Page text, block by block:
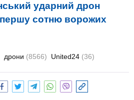
ударний дрон
сотню ворожих
дрони (8566) United24 (36)